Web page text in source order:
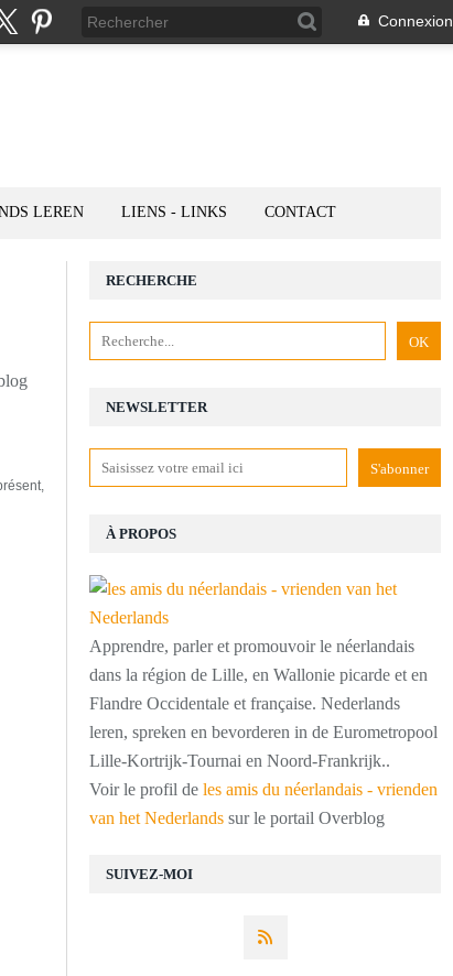
Connexion
LEREN LIENS - LINKS CONTACT
NEWSLETTER
SUIVEZ-MOI
RECHERCHE
À PROPOS
Apprendre, parler et promouvoir le néerlandais
dans la région de Lille, en Wallonie picarde et en
Flandre Occidentale et française. Nederlands
leren, spreken en bevorderen in de Eurometropool
Lille-Kortrijk-Tournai en Noord-Frankrijk..
Voir le profil de les amis du néerlandais - vrienden
van het Nederlands sur le portail Overblog